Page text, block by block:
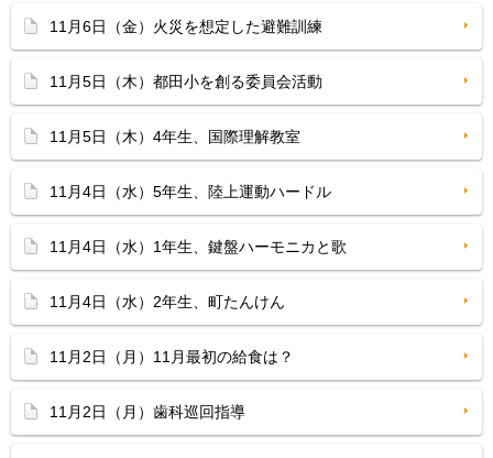
11月6日（金）火災を想定した避難訓練
11月5日（木）都田小を創る委員会活動
11月5日（木）4年生、国際理解教室
11月4日（水）5年生、陸上運動ハードル
11月4日（水）1年生、鍵盤ハーモニカと歌
11月4日（水）2年生、町たんけん
11月2日（月）11月最初の給食は？
11月2日（月）歯科巡回指導